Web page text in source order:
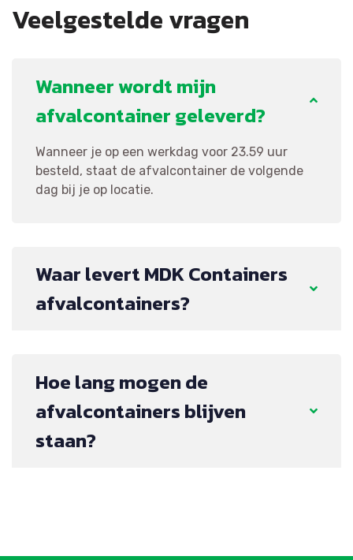
Veelgestelde vragen
Wanneer wordt mijn
afvalcontainer geleverd?
Wanneer je op een werkdag voor 23.59 uur
besteld, staat de afvalcontainer de volgende
dag bij je op locatie.
Waar levert MDK Containers
afvalcontainers?
Hoe lang mogen de
afvalcontainers blijven
staan?